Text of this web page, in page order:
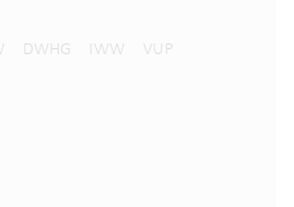
DWHG IWW VUP